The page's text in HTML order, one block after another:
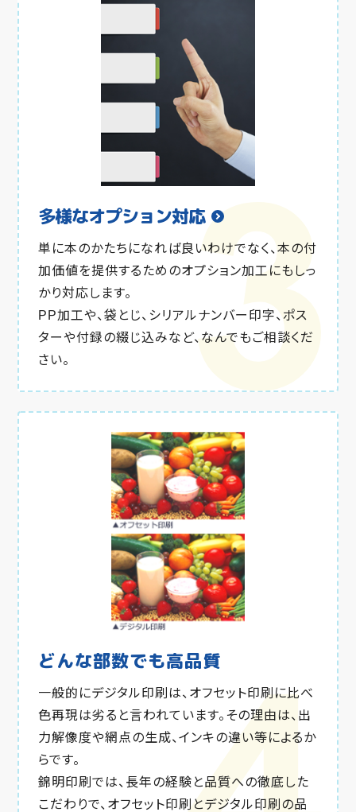
多様なオプション対応
単に本のかたちになれば良いわけでなく、本の付
加価値を提供するためのオプション加工にもしっ
かり対応します。
PP加工や、袋とじ、シリアルナンバー印字、ポス
ターや付録の綴じ込みなど、なんでもご相談くだ
さい。
どんな部数でも高品質
一般的にデジタル印刷は、オフセット印刷に比べ
色再現は劣ると言われています。その理由は、出
力解像度や網点の生成、インキの違い等によるか
らです。
錦明印刷では、長年の経験と品質への徹底した
こだわりで、オフセット印刷とデジタル印刷の品